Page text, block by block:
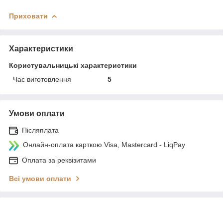
Приховати
Характеристики
Користувальницькі характеристики
Час виготовлення
5
Умови оплати
Післяплата
Онлайн-оплата карткою Visa, Mastercard - LiqPay
Оплата за реквізитами
Всі умови оплати